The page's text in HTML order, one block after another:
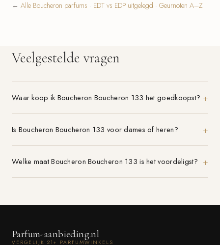
← Alle Boucheron parfums · EDT vs EDP uitgelegd · Geurnoten A–Z
Veelgestelde vragen
Waar koop ik Boucheron Boucheron 133 het goedkoopst?
Is Boucheron Boucheron 133 voor dames of heren?
Welke maat Boucheron Boucheron 133 is het voordeligst?
Parfum-aanbieding.nl
VERGELIJK 21+ PARFUMWINKELS